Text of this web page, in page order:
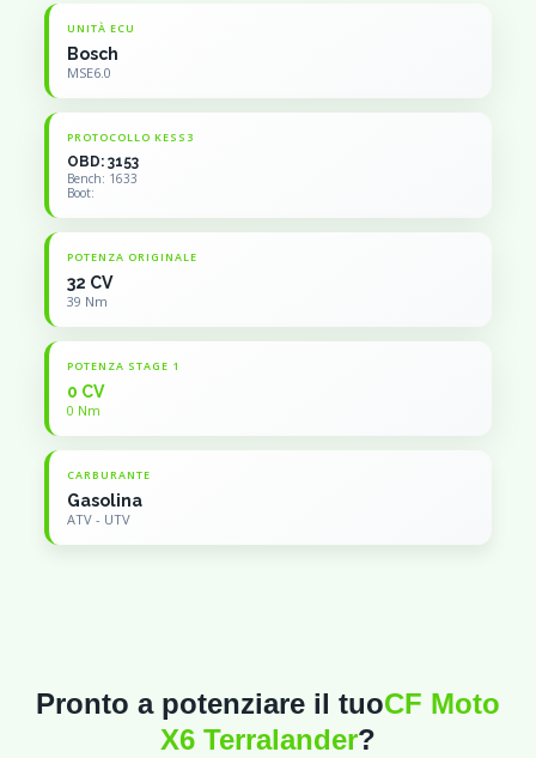
UNITÀ ECU
Bosch
MSE6.0
PROTOCOLLO KESS3
OBD: 3153
Bench: 1633
Boot:
POTENZA ORIGINALE
32 CV
39 Nm
POTENZA STAGE 1
0 CV
0 Nm
CARBURANTE
Gasolina
ATV - UTV
Pronto a potenziare il tuoCF Moto
X6 Terralander?